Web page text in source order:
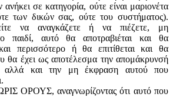
σε κατηγορία, ούτε είναι μαριονέτα
των δικών σας, ούτε του συστήματος).
να αναγκάζετε ή να πιέζετε, μη
παιδί, αυτό θα αποτραβιέται και θα
περισσότερο ή θα επιτίθεται και θα
θα έχει ως αποτέλεσμα την απομάκρυνσή
αλλά και την μη έκφραση αυτού που
ΟΡΟΥΣ, αναγνωρίζοντας ότι αυτό που